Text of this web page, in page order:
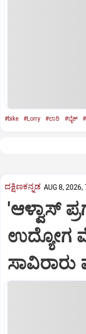
#bike #Lorry #ಲಾರಿ #ಬೈಕ್‌
ದಕ್ಷಿಣಕನ್ನಡ AUG 8, 2026,
'ಆಳ್ವಾಸ್‌
ಉದ್ಯೋಗ